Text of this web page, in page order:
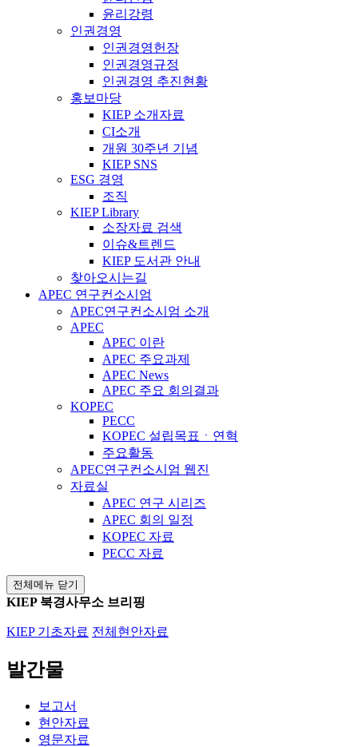
윤리강령
인권경영
인권경영헌장
인권경영규정
인권경영 추진현황
홍보마당
KIEP 소개자료
CI소개
개원 30주년 기념
KIEP SNS
ESG 경영
조직
KIEP Library
소장자료 검색
이슈&트렌드
KIEP 도서관 안내
찾아오시는길
APEC 연구컨소시엄
APEC연구컨소시엄 소개
APEC
APEC 이란
APEC 주요과제
APEC News
APEC 주요 회의결과
KOPEC
PECC
KOPEC 설립목표ㆍ연혁
주요활동
APEC연구컨소시엄 웹진
자료실
APEC 연구 시리즈
APEC 회의 일정
KOPEC 자료
PECC 자료
전체메뉴 닫기
KIEP 북경사무소 브리핑
KIEP 기초자료 전체현안자료
발간물
보고서
현안자료
영문자료